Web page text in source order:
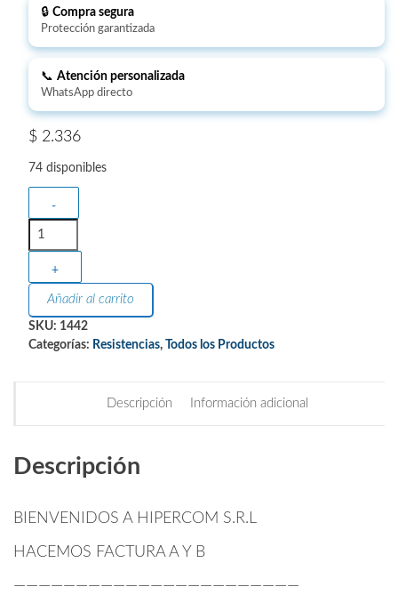
🔒 Compra segura
Protección garantizada
📞 Atención personalizada
WhatsApp directo
$2.336
74 disponibles
-
+
Añadir al carrito
SKU: 1442
Categorías: Resistencias, Todos los Productos
Descripción Información adicional
Descripción
BIENVENIDOS A HIPERCOM S.R.L
HACEMOS FACTURA A Y B
———————————————————————